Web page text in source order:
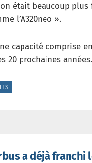
était beaucoup plus
l’A320neo ».
capacité comprise
20 prochaines années.
a déjà franchi